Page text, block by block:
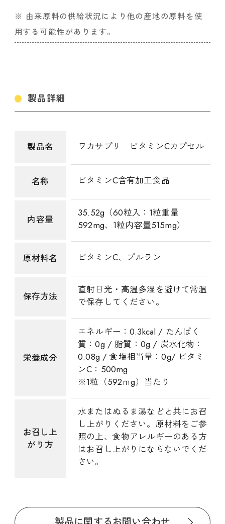
※ 由来原料の供給状況により他の産地の原料を使
用する可能性があります。
製品詳細
製品名 ワカサプリ ビタミンCカプセル
名称 ビタミンC含有加工食品
内容量
35.52g（60粒入：1粒重量
592mg、1粒内容量515mg）
原材料名 ビタミンC、プルラン
保存方法
直射日光・高温多湿を避けて常温
で保存してください。
栄養成分
エネルギー：0.3kcal / たんぱく
質：0g / 脂質：0g / 炭水化物：
0.08g / 食塩相当量：0g/ ビタミ
ンC：500mg
※1粒（592ｍg）当たり
お召し上
がり方
水またはぬるま湯などと共にお召
し上がりください。原材料をご参
照の上、食物アレルギーのある方
はお召し上がりにならないでくだ
さい。